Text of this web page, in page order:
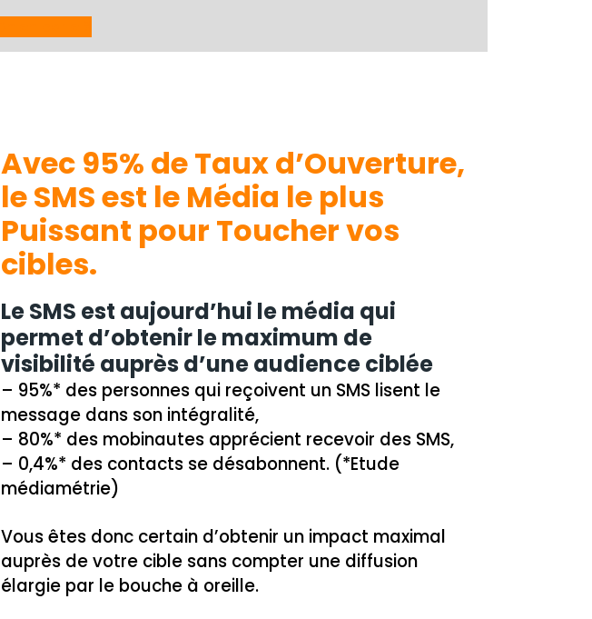
Avec 95% de Taux d’Ouverture,
le SMS est le Média le plus
Puissant pour Toucher vos
cibles.
Le SMS est aujourd’hui le média qui
permet d’obtenir le maximum de
visibilité auprès d’une audience ciblée
– 95%* des personnes qui reçoivent un SMS lisent le
message dans son intégralité,
– 80%* des mobinautes apprécient recevoir des SMS,
– 0,4%* des contacts se désabonnent. (*Etude
médiamétrie)
Vous êtes donc certain d’obtenir un impact maximal
auprès de votre cible sans compter une diffusion
élargie par le bouche à oreille.